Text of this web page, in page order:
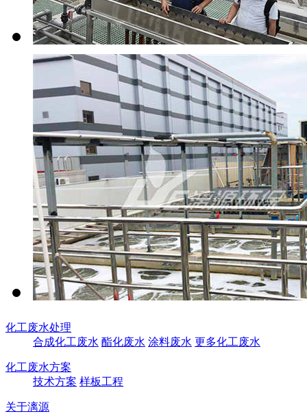
化工废水处理
合成化工废水 酯化废水 涂料废水 更多化工废水
化工废水方案
技术方案 样板工程
关于漓源